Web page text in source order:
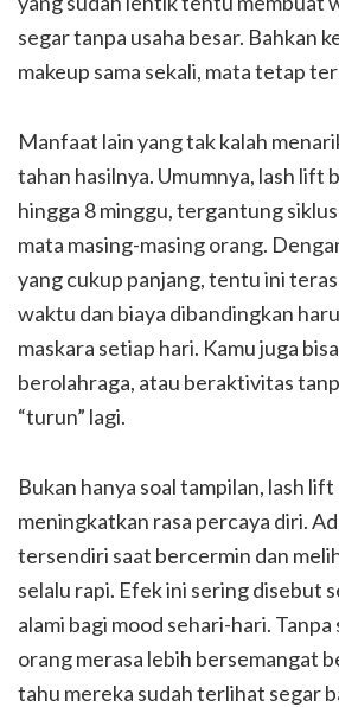
segar tanpa usaha besar. Bahkan
makeup sama sekali, mata tetap
Manfaat lain yang tak kalah
tahan hasilnya. Umumnya, lash lift
hingga 8 minggu, tergantung
mata masing-masing orang.
yang cukup panjang, tentu ini
waktu dan biaya dibandingkan
maskara setiap hari. Kamu juga
berolahraga, atau beraktivitas
“turun” lagi.
Bukan hanya soal tampilan, lash
meningkatkan rasa percaya diri.
tersendiri saat bercermin dan
selalu rapi. Efek ini sering disebut
alami bagi mood sehari-hari. Tanpa
orang merasa lebih bersemangat
tahu mereka sudah terlihat segar